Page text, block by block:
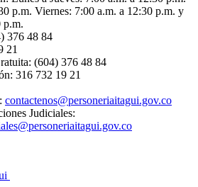
p.m. Viernes: 7:00 a.m. a 12:30 p.m. y
p.m.
376 48 84
21
(604) 376 48 84
316 732 19 21
contactenos@personeriaitagui.gov.co
Judiciales: